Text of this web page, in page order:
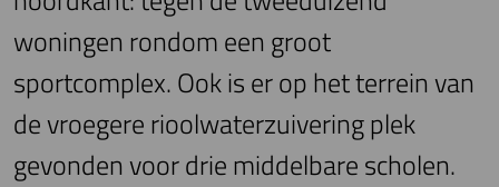
woningen rondom een groot
sportcomplex. Ook is er op het terrein van
de vroegere rioolwaterzuivering plek
gevonden voor drie middelbare scholen.